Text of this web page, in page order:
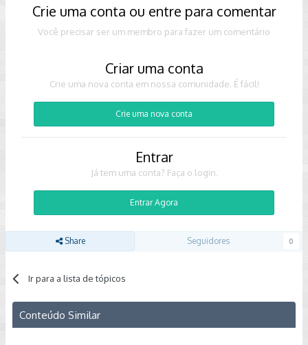
Crie uma conta ou entre para comentar
Você precisar ser um membro para fazer um comentário
Criar uma conta
Crie uma nova conta em nossa comunidade. É fácil!
Crie uma nova conta
Entrar
Já tem uma conta? Faça o login.
Entrar Agora
Share Seguidores 0
Ir para a lista de tópicos
Conteúdo Similar